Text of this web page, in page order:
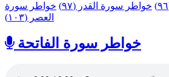
خواطر سورة القدر (٩٧)
خواطر سورة
العصر (١٠٣)
خواطر سورة الفاتحة